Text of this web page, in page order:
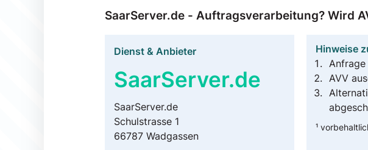
SaarServer.de - Auftragsverarbeitung? Wird
Dienst & Anbieter
SaarServer.de
SaarServer.de
Schulstrasse 1
66787 Wadgassen
Hinweise
AVV
¹